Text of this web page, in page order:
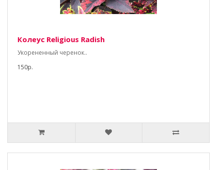
Колеус Religious Radish
Укорененный черенок..
150р.